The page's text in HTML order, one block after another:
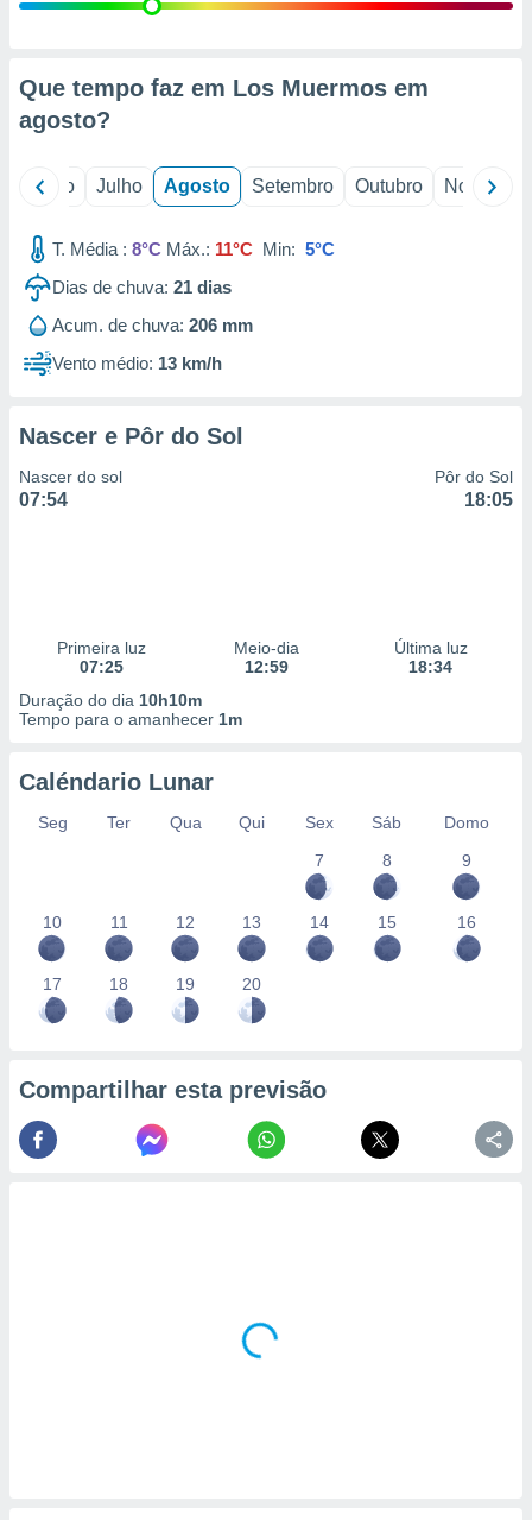
através
estudos
1199
Que tempo faz em Los Muermos em
agosto?
Junho Julho Agosto Setembro Outubro Novembro
T. Média : 8°C Máx.: 11°C Min: 5°C
Dias de chuva: 21 dias
Acum. de chuva: 206 mm
Vento médio: 13 km/h
Nascer e Pôr do Sol
Nascer do sol
07:54
Pôr do Sol
18:05
Primeira luz
07:25
Meio-dia
12:59
Última luz
18:34
Duração do dia 10h10m
Tempo para o amanhecer 1m
Caléndario Lunar
Seg Ter Qua Qui Sex Sáb
Domo
7
8 9
10 11 12 13 14 15 16
17 18 19 20
Compartilhar esta previsão